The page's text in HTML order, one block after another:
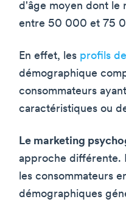
d'âge moyen dont le
entre 50 000 et 75
En effet, les profils
démographique
consommateurs
caractéristiques ou
Le marketing
approche différente.
les consommateurs
démographiques